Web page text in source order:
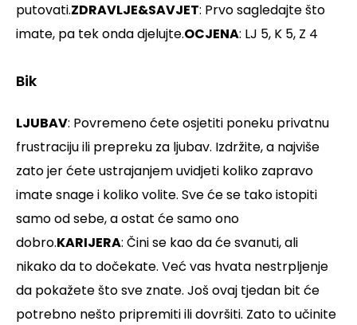
putovati.ZDRAVLJE&SAVJET: Prvo sagledajte što
imate, pa tek onda djelujte.OCJENA: LJ 5, K 5, Z 4
Bik
LJUBAV: Povremeno ćete osjetiti poneku privatnu
frustraciju ili prepreku za ljubav. Izdržite, a najviše
zato jer ćete ustrajanjem uvidjeti koliko zapravo
imate snage i koliko volite. Sve će se tako istopiti
samo od sebe, a ostat će samo ono
dobro.KARIJERA: Čini se kao da će svanuti, ali
nikako da to dočekate. Već vas hvata nestrpljenje
da pokažete što sve znate. Još ovaj tjedan bit će
potrebno nešto pripremiti ili dovršiti. Zato to učinite